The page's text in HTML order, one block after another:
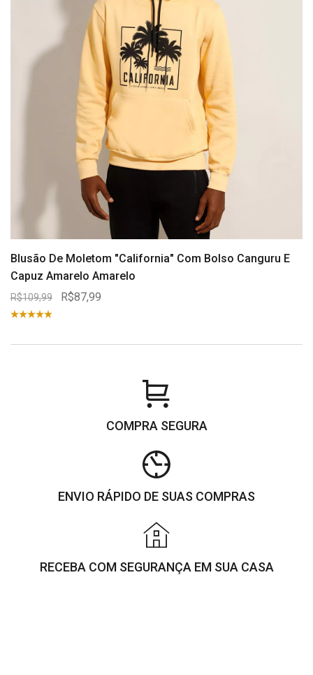
Blusão De Moletom "California" Com Bolso Canguru E
Capuz Amarelo Amarelo
R$109,99 R$87,99
COMPRA SEGURA
ENVIO RÁPIDO DE SUAS COMPRAS
RECEBA COM SEGURANÇA EM SUA CASA